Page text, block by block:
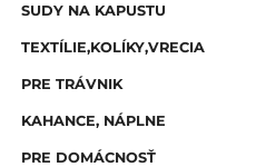
SUDY NA KAPUSTU
TEXTÍLIE,KOLÍKY,VRECIA
PRE TRÁVNIK
KAHANCE, NÁPLNE
PRE DOMÁCNOSŤ